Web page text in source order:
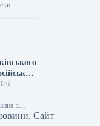
День
з
Сайт